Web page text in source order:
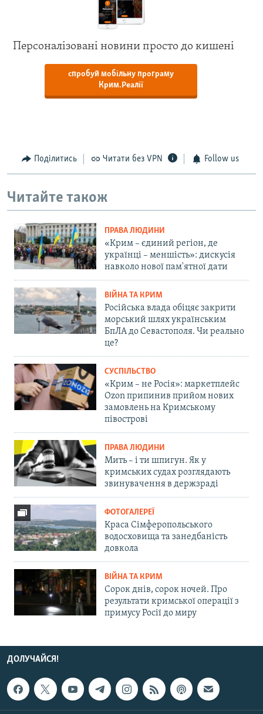
Персоналізовані новини просто до кишені
спробуй мобільну програму
Крим.Реалії
Поділитись Читати без VPN Follow us
Читайте також
ПРАВА ЛЮДИНИ
«Крим – єдиний регіон, де
українці – меншість»: дискусія
навколо нової пам'ятної дати
ВІЙНА ТА КРИМ
Російська влада обіцяє закрити
морський шлях українським
БпЛА до Севастополя. Чи реально
це?
СУСПІЛЬСТВО
«Крим – не Росія»: маркетплейс
Ozon припинив прийом нових
замовлень на Кримському
півострові
ПРАВА ЛЮДИНИ
Мить – і ти шпигун. Як у
кримських судах розглядають
звинувачення в держзраді
ФОТОГАЛЕРЕЇ
Краса Сімферопольського
водосховища та занедбаність
довкола
ВІЙНА ТА КРИМ
Сорок днів, сорок ночей. Про
результати кримської операції з
примусу Росії до миру
ДОЛУЧАЙСЯ!